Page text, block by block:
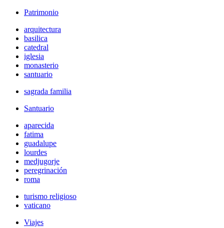
Patrimonio
arquitectura
basilica
catedral
iglesia
monasterio
santuario
sagrada familia
Santuario
aparecida
fatima
guadalupe
lourdes
medjugorje
peregrinación
roma
turismo religioso
vaticano
Viajes